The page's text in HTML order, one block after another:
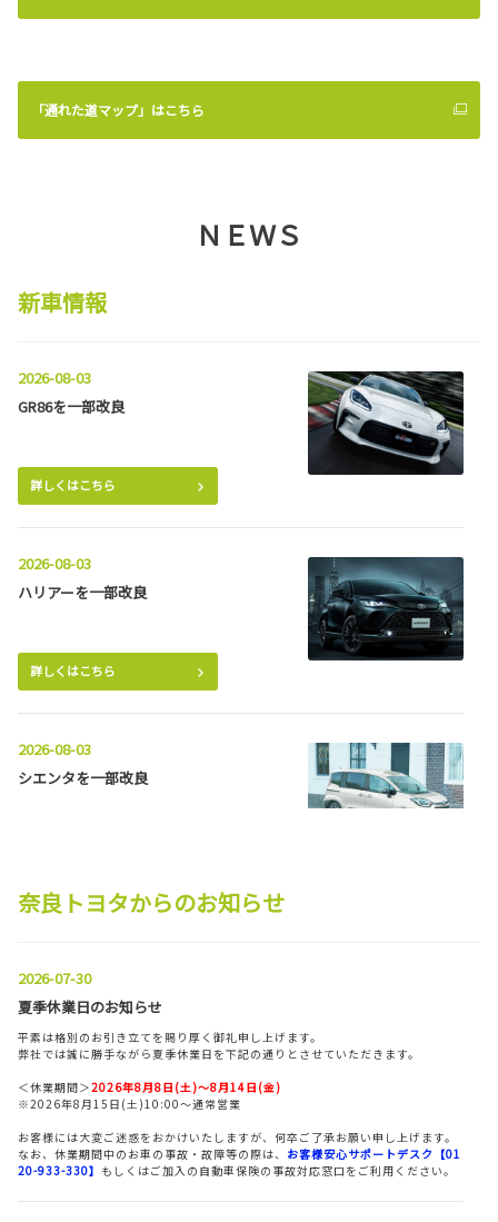
「通れた道マップ」はこちら
ＮＥＷＳ
新車情報
2026-08-03
GR86を一部改良
詳しくはこちら
2026-08-03
ハリアーを一部改良
詳しくはこちら
2026-08-03
シエンタを一部改良
改良
詳しくはこちら
2026-07-29
コースターを一部改良
奈良トヨタからのお知らせ
2026-07-30
夏季休業日のお知らせ
平素は格別のお引き立てを賜り厚く御礼申し上げます。
弊社では誠に勝手ながら夏季休業日を下記の通りとさせていただきます。
＜休業期間＞2026年8月8日(土)～8月14日(金)
※2026年8月15日(土)10:00～通常営業
お客様には大変ご迷惑をおかけいたしますが、何卒ご了承お願い申し上げます。
なお、休業期間中のお車の事故・故障等の際は、 お客様安心サポートデスク【01
20-933-330】 もしくはご加入の自動車保険の事故対応窓口をご利用ください。